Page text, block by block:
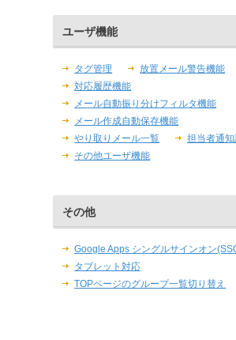
ユーザ機能
タグ管理
放置メール警告機能
対応履歴機能
メール自動振り分けフィルタ機能
メール作成自動保存機能
やり取りメール一覧
担当者通知
その他ユーザ機能
その他
Google Apps シングルサインオン
タブレット対応
TOPページのグループ一覧切り替え